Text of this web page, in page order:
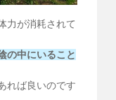
力が消耗されて
の中にいること
れば良いのです